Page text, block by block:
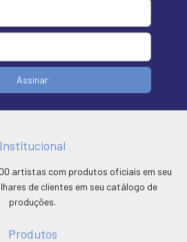
Institucional
artistas com produtos oficiais em seu
de clientes em seu catálogo de
produções.
Produtos